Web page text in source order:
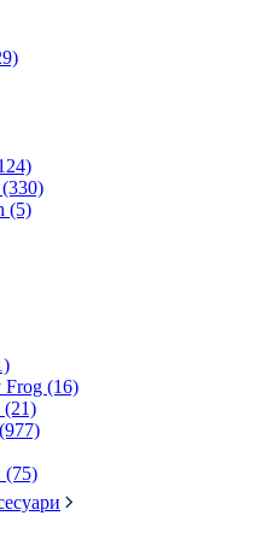
(5)
Frog (16)
(21)
(75)